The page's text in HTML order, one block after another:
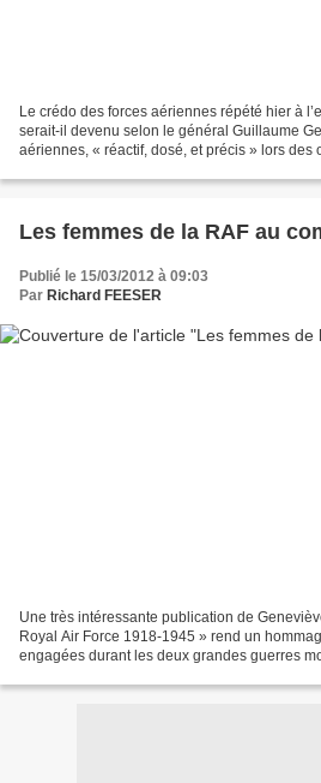
Le crédo des forces aériennes répété hier à
serait-il devenu selon le général Guillaume
aériennes, « réactif, dosé, et précis » lors des
Les femmes de la RAF au
Publié le 15/03/2012 à 09:03
Par Richard FEESER
Une très intéressante publication de
Royal Air Force 1918-1945 » rend un
engagées durant les deux grandes guerres